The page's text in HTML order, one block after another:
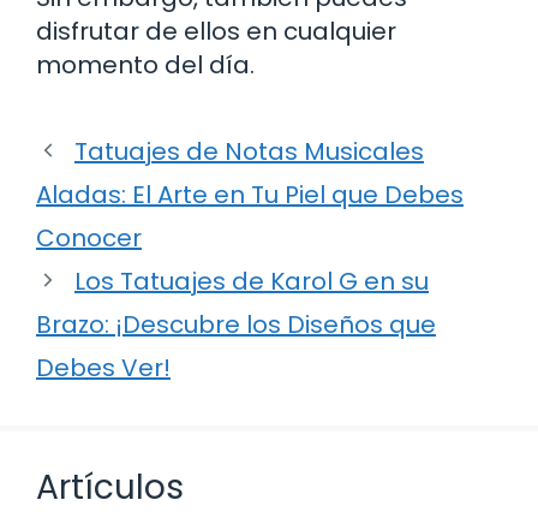
disfrutar de ellos en cualquier
momento del día.
Tatuajes de Notas Musicales
Aladas: El Arte en Tu Piel que Debes
Conocer
Los Tatuajes de Karol G en su
Brazo: ¡Descubre los Diseños que
Debes Ver!
Artículos